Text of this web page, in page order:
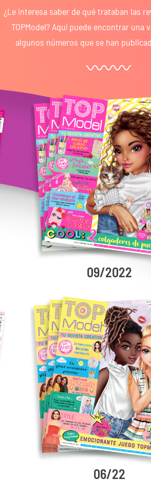
¿Le interesa saber de qué trataban las
TOPModel? Aquí puede encontrar una
algunos números que se han
09/2022
06/22